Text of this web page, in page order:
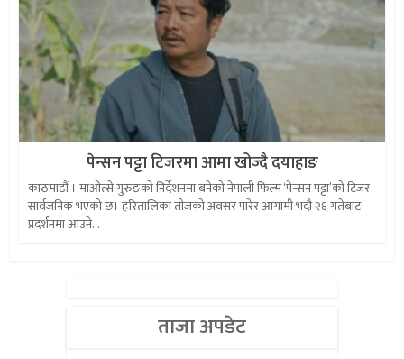
पेन्सन पट्टा टिजरमा आमा खोज्दै दयाहाङ
काठमाडौं । माओत्से गुरुङको निर्देशनमा बनेको नेपाली फिल्म ‘पेन्सन पट्टा’को टिजर
सार्वजनिक भएको छ। हरितालिका तीजको अवसर पारेर आगामी भदौ २६ गतेबाट
प्रदर्शनमा आउने...
ताजा अपडेट